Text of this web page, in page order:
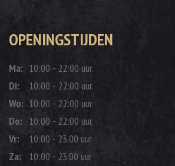
OPENINGSTIJDEN
Ma: 10:00 - 22:00 uur.
Di:
10:00 - 22:00 uur.
Wo: 10:00 - 22:00 uur.
Do: 10:00 - 22:00 uur.
Vr:
10:00 - 23.00 uur
Za:
10:00 - 23.00 uur